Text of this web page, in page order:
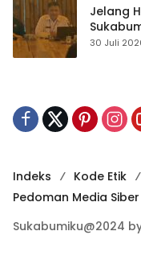
Jelang
Publikasi
30 Juli
Indeks Kode Etik
Pedoman Media Siber
Sukabumiku@2024